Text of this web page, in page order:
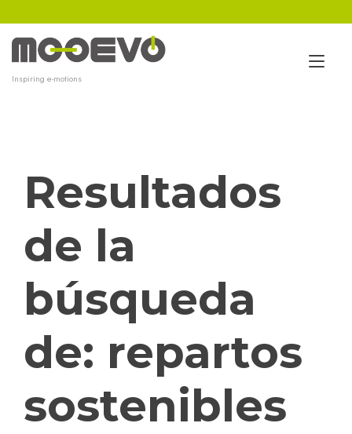
al
contenido
Inspiring e-motions
Resultados
de la
búsqueda
de: repartos
sostenibles